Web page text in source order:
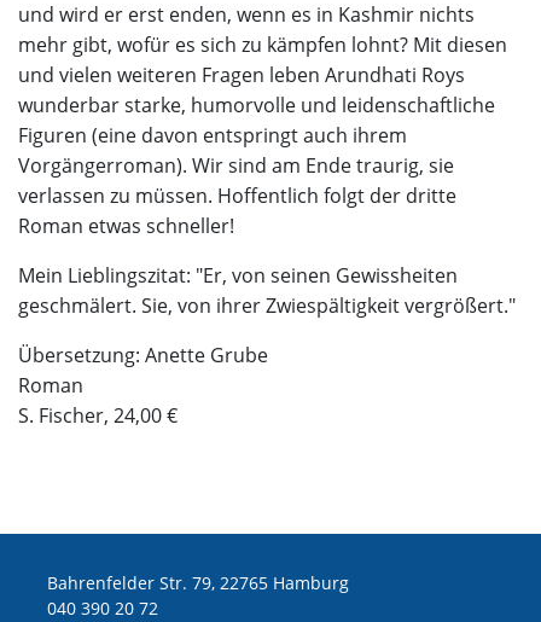
und wird er erst enden, wenn es in Kashmir nichts
mehr gibt, wofür es sich zu kämpfen lohnt? Mit diesen
und vielen weiteren Fragen leben Arundhati Roys
wunderbar starke, humorvolle und leidenschaftliche
Figuren (eine davon entspringt auch ihrem
Vorgängerroman). Wir sind am Ende traurig, sie
verlassen zu müssen. Hoffentlich folgt der dritte
Roman etwas schneller!
Mein Lieblingszitat: "Er, von seinen Gewissheiten
geschmälert. Sie, von ihrer Zwiespältigkeit vergrößert."
Übersetzung: Anette Grube
Roman
S. Fischer, 24,00 €
Bahrenfelder Str. 79, 22765 Hamburg
040 390 20 72